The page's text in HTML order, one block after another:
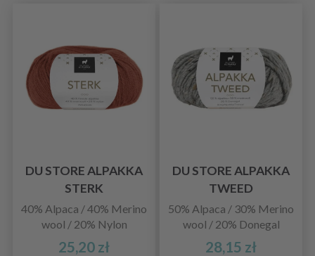
DU STORE ALPAKKA
STERK
40% Alpaca / 40% Merino
wool / 20% Nylon
25,20 zł
DU STORE ALPAKKA
TWEED
50% Alpaca / 30% Merino
wool / 20% Donegal
28,15 zł